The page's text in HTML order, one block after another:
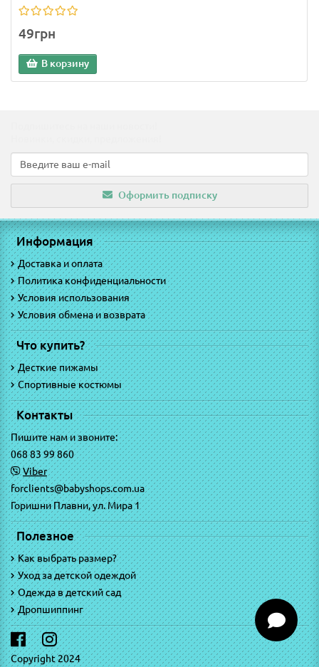
49грн
В корзину
Оформить подписку
Информация
Доставка и оплата
Политика конфиденциальности
Условия использования
Условия обмена и возврата
Что купить?
Десткие пижамы
Спортивные костюмы
Контакты
Пишите нам и звоните:
068 83 99 860
Viber
forclients@babyshops.com.ua
Горишни Плавни, ул. Мира 1
Полезное
Как выбрать размер?
Уход за детской одеждой
Одежда в детский сад
Дропшиппинг
Copyright 2024